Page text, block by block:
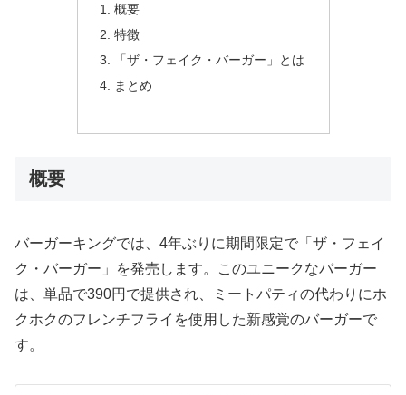
概要
特徴
「ザ・フェイク・バーガー」とは
まとめ
概要
バーガーキングでは、4年ぶりに期間限定で「ザ・フェイ
ク・バーガー」を発売します。このユニークなバーガー
は、単品で390円で提供され、ミートパティの代わりにホ
クホクのフレンチフライを使用した新感覚のバーガーで
す。